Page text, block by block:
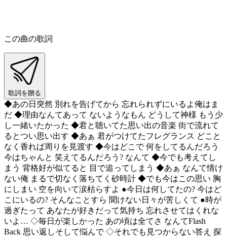
この曲の歌詞
歌詞を贈る
◆あの日突然 別れを告げてから 忘れられずにいるよ俺はま
だ ◆理由なんてあって ないようなもん どうして神様 もう少
し一緒いたかった ◆君と聴いてた思い出の音楽 街で流れて
るとつい思い出す ◆あぁ 君がつけてたフレグランス どこと
なく香れば周りを見渡す ◆今はどこで 何をしてるんだろう
今はちゃんと 笑えてるんだろう? なんて ◆今でも考えてし
まう 背格好が似てると 目で追ってしまう ◆あぁ なんて情け
ない俺 まるで切なく落ちてく砂時計 ◆でも今はこの思い 胸
にしまい 空を向いて涙枯らすよ ●今日は何してたの? 今はど
こにいるの? そんなことすら 聞けない日々が苦しくて ●時が
過ぎたって あなたが好きだって気持ち 忘れさせてはくれな
いよ… ◇毎日が楽しかった あの頃は全てさ なんてFlash
Back 思い返しそして悩んで ◇それでも見つからない答え 探